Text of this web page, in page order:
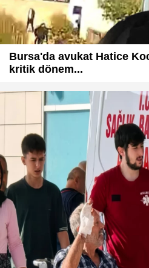
Bursa'da avukat Hatice
kritik dönem...